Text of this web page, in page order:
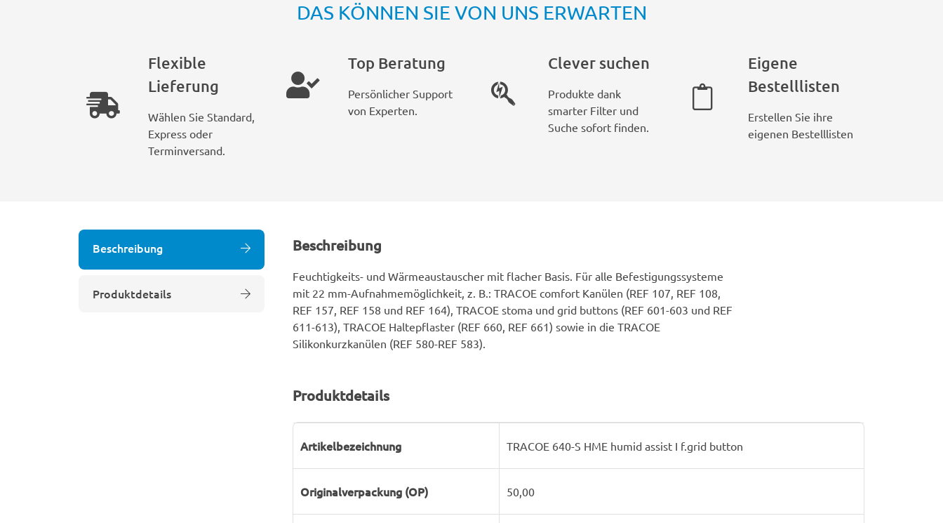
DAS KÖNNEN SIE VON UNS ERWARTEN
Flexible
Lieferung
Wählen Sie Standard,
Express oder
Terminversand.
Top Beratung
Persönlicher Support
von Experten.
Clever suchen
Produkte dank
smarter Filter und
Suche sofort finden.
Eigene
Bestelllisten
Erstellen Sie ihre
eigenen Bestelllisten
Beschreibung
Produktdetails
Beschreibung
Feuchtigkeits- und Wärmeaustauscher mit flacher Basis. Für alle Befestigungssysteme
mit 22 mm-Aufnahmemöglichkeit, z. B.: TRACOE comfort Kanülen (REF 107, REF 108,
REF 157, REF 158 und REF 164), TRACOE stoma und grid buttons (REF 601-603 und REF
611-613), TRACOE Haltepflaster (REF 660, REF 661) sowie in die TRACOE
Silikonkurzkanülen (REF 580-REF 583).
Produktdetails
Artikelbezeichnung TRACOE 640-S HME humid assist I f.grid button
Originalverpackung (OP) 50,00